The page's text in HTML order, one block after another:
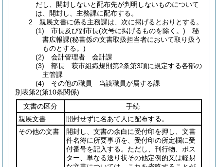
だし、開封しないと配布先が判明しないものについて
は、開封し、主務課に配布する。
2 親展文書に係る主務課は、次に掲げるとおりとする。
(1) 市長及び副市長(次号に掲げるものを除く。) 秘
書広報課(秘書係の文書取扱担当者において取り扱う
ものとする。)
(2) 会計管理者 会計課
(3) 部長 萩市組織規則第2条第3項に規定する各部の
主管課
(4) その他の職員 当該職員が属する課
別表第2(第10条関係)
文書の区分
手続
親展文書
開封せずに名あて人に配布する。
その他の文書
開封し、文書の余白に受付印を押し、文書
件名簿に所要事項を、受付印の所定欄に受
付番号を記入する。ただし、刊行物、ポス
ター、単なる送り状その他定例的又は軽易